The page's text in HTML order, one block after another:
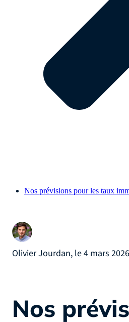
Nos prévisions pour les taux
Olivier Jourdan, le 4 mars 2026
Nos